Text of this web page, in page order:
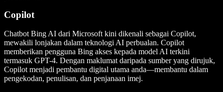
Copilot
Chatbot Bing AI dari Microsoft kini dikenali sebagai Copilot,
mewakili lonjakan dalam teknologi AI perbualan. Copilot
memberikan pengguna Bing akses kepada model AI terkini
termasuk GPT-4. Dengan maklumat daripada sumber yang dirujuk,
Copilot menjadi pembantu digital utama anda—membantu dalam
pengekodan, penulisan, dan penjanaan imej.